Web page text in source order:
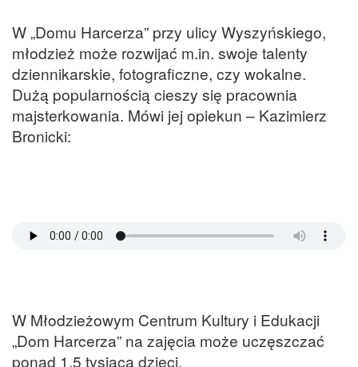
W „Domu Harcerza” przy ulicy Wyszyńskiego,
młodzież może rozwijać m.in. swoje talenty
dziennikarskie, fotograficzne, czy wokalne.
Dużą popularnością cieszy się pracownia
majsterkowania. Mówi jej opiekun – Kazimierz
Bronicki:
W Młodzieżowym Centrum Kultury i Edukacji
„Dom Harcerza” na zajęcia może uczęszczać
ponad 1,5 tysiąca dzieci.